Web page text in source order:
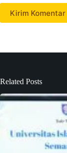
Kirim Komentar
Related Posts